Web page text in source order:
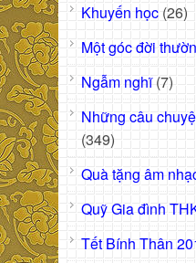
Khuyến học (26)
Một góc đời
Ngẫm nghĩ(7)
Những câu
(349)
Quà tặng âm
Quỹ Gia đình
Tết Bính Thân